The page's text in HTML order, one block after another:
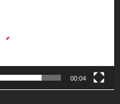
00:04